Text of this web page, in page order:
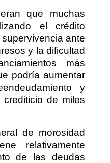
que muchas
el crédito
ante
y la dificultad
más
podría aumentar
y
crediticio de miles
de morosidad
relativamente
de las deudas